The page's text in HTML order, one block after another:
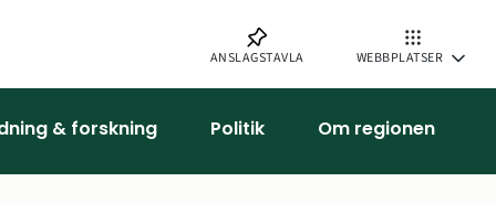
ANSLAGSTAVLA WEBBPLATSER
& forskning Politik Om regionen